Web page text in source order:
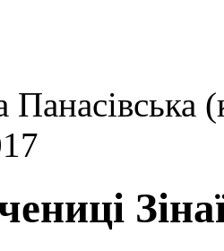
Панасівська